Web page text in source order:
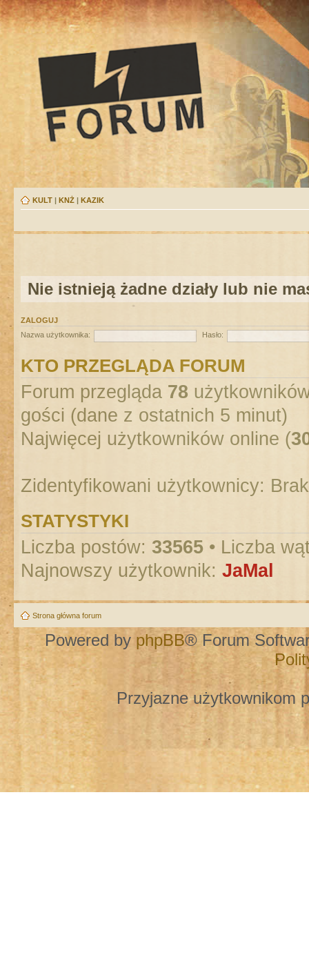
KULT | KNŻ | KAZIK
Nie istnieją żadne działy lub nie
ZALOGUJ
Nazwa użytkownika:
Hasło:
KTO PRZEGLĄDA FORUM
Forum przegląda 78
gości (dane z ostatnich 5 minut)
Najwięcej użytkowników online (
Zidentyfikowani użytkownicy:
STATYSTYKI
Liczba postów: 33565 • Liczba
Najnowszy użytkownik: JaMal
Strona główna forum
Powered by phpBB® Forum
Przyjazne użytkownikom